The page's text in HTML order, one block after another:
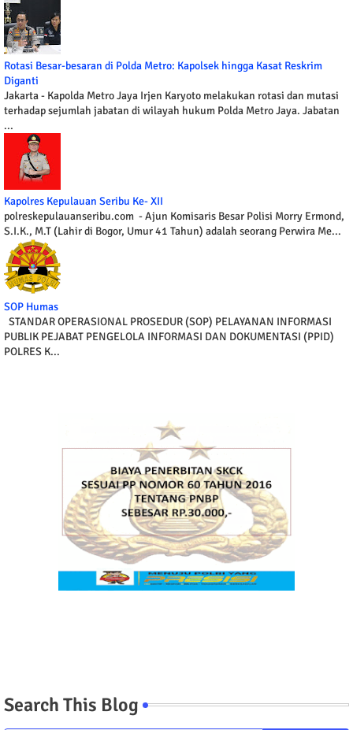
Rotasi Besar-besaran di Polda Metro: Kapolsek hingga Kasat Reskrim
Diganti
Jakarta - Kapolda Metro Jaya Irjen Karyoto melakukan rotasi dan mutasi
terhadap sejumlah jabatan di wilayah hukum Polda Metro Jaya. Jabatan
...
Kapolres Kepulauan Seribu Ke- XII
polreskepulauanseribu.com - Ajun Komisaris Besar Polisi Morry Ermond,
S.I.K., M.T (Lahir di Bogor, Umur 41 Tahun) adalah seorang Perwira Me...
SOP Humas
STANDAR OPERASIONAL PROSEDUR (SOP) PELAYANAN INFORMASI
PUBLIK PEJABAT PENGELOLA INFORMASI DAN DOKUMENTASI (PPID)
POLRES K...
Search This Blog